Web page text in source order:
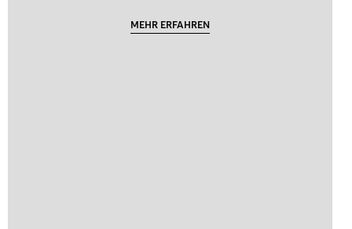
MEHR ERFAHREN